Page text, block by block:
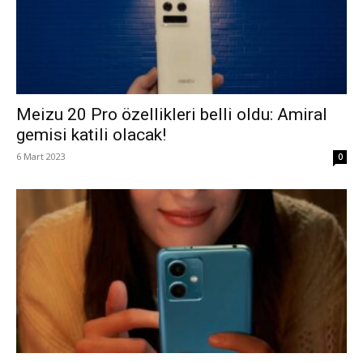
Meizu 20 Pro özellikleri belli oldu: Amiral
gemisi katili olacak!
6 Mart 2023 0